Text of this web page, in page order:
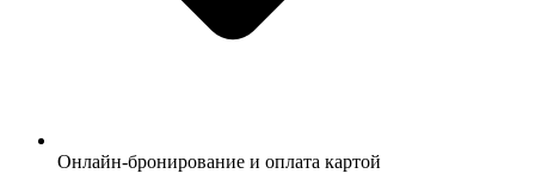
Онлайн-бронирование и оплата картой